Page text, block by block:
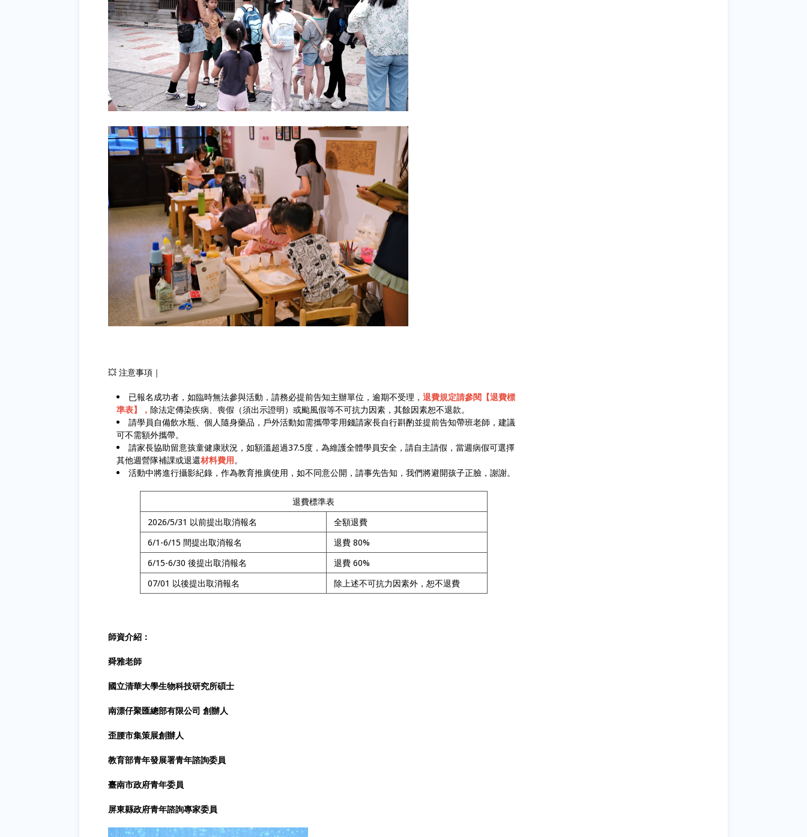
💥 注意事項｜
已報名成功者，如臨時無法參與活動，請務必提前告知主辦單位，逾期不受理， 退費規定請參閱【退費標
準表】， 除法定傳染疾病、喪假（須出示證明）或颱風假等不可抗力因素，其餘因素恕不退款。
請學員自備飲水瓶、個人隨身藥品，戶外活動如需攜帶零用錢請家長自行斟酌並提前告知帶班老師，建議
可不需額外攜帶。
請家長協助留意孩童健康狀況，如額溫超過37.5度，為維護全體學員安全，請自主請假，當週病假可選擇
其他週營隊補課或退還材料費用。
活動中將進行攝影紀錄，作為教育推廣使用，如不同意公開，請事先告知，我們將避開孩子正臉，謝謝。
退費標準表
2026/5/31 以前提出取消報名
全額退費
6/1-6/15 間提出取消報名
退費 80%
6/15-6/30 後提出取消報名
退費 60%
07/01 以後提出取消報名
除上述不可抗力因素外，恕不退費
師資介紹：
舜雅老師
國立清華大學生物科技研究所碩士
南漂仔聚匯總部有限公司 創辦人
歪腰市集策展創辦人
教育部青年發展署青年諮詢委員
臺南市政府青年委員
屏東縣政府青年諮詢專家委員